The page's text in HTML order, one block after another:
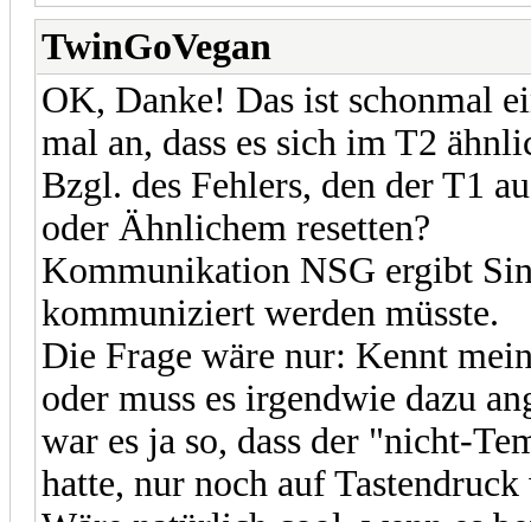
TwinGoVegan
OK, Danke! Das ist schonmal
mal an, dass es sich im T2
Bzgl. des Fehlers, den der T1
oder Ähnlichem resetten?
Kommunikation NSG ergibt
kommuniziert werden müsste.
Die Frage wäre nur: Kennt
oder muss es irgendwie dazu
war es ja so, dass der "nicht-
hatte, nur noch auf